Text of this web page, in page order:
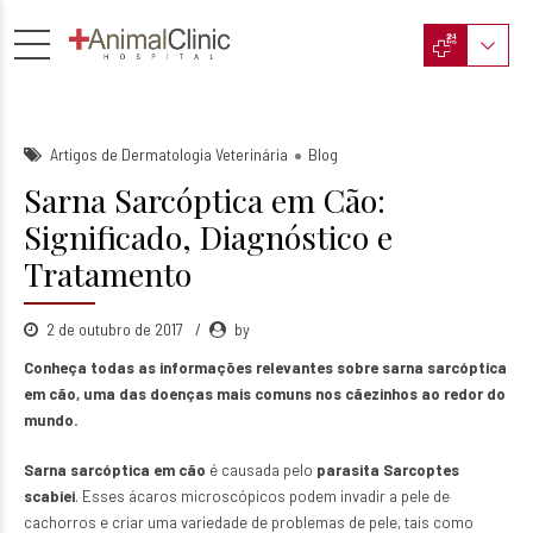
Artigos de Dermatologia Veterinária Blog
Sarna Sarcóptica em Cão:
Significado, Diagnóstico e
Tratamento
2 de outubro de 2017 by
Conheça todas as informações relevantes sobre sarna sarcóptica
em cão, uma das doenças mais comuns nos cãezinhos ao redor do
mundo.
Sarna sarcóptica em cão é causada pelo parasita Sarcoptes
scabiei. Esses ácaros microscópicos podem invadir a pele de
cachorros e criar uma variedade de problemas de pele, tais como